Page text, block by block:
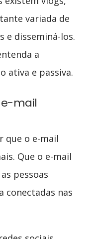
variada de
e disseminá-los.
a
ativa e passiva.
e-mail
que o e-mail
Que o e-mail
pessoas
conectadas nas